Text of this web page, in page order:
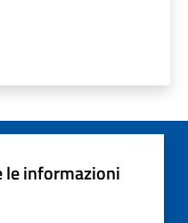
le informazioni